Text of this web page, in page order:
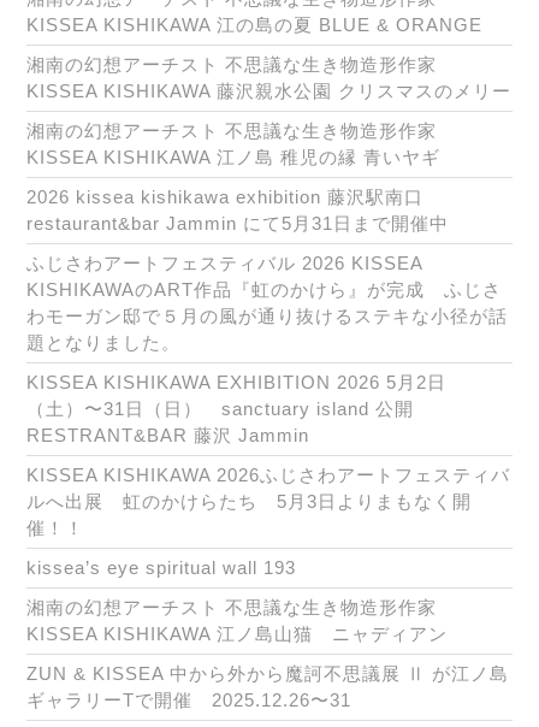
KISSEA KISHIKAWA 江の島の夏 BLUE & ORANGE
湘南の幻想アーチスト 不思議な生き物造形作家
KISSEA KISHIKAWA 藤沢親水公園 クリスマスのメリー
湘南の幻想アーチスト 不思議な生き物造形作家
KISSEA KISHIKAWA 江ノ島 稚児の縁 青いヤギ
2026 kissea kishikawa exhibition 藤沢駅南口
restaurant&bar Jammin にて5月31日まで開催中
ふじさわアートフェスティバル 2026 KISSEA
KISHIKAWAのART作品『虹のかけら』が完成 ふじさ
わモーガン邸で５月の風が通り抜けるステキな小径が話
題となりました。
KISSEA KISHIKAWA EXHIBITION 2026 5月2日
（土）〜31日（日） sanctuary island 公開
RESTRANT&BAR 藤沢 Jammin
KISSEA KISHIKAWA 2026ふじさわアートフェスティバ
ルへ出展 虹のかけらたち 5月3日よりまもなく開
催！！
kissea’s eye spiritual wall 193
湘南の幻想アーチスト 不思議な生き物造形作家
KISSEA KISHIKAWA 江ノ島山猫 ニャディアン
ZUN & KISSEA 中から外から魔訶不思議展 Ⅱ が江ノ島
ギャラリーTで開催 2025.12.26〜31